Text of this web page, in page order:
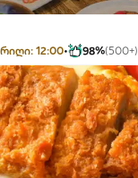
12:00 98%(500+)